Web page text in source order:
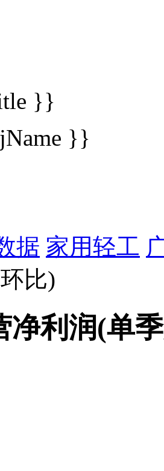
}}
}}
据 家用轻工
比)
净利润(单